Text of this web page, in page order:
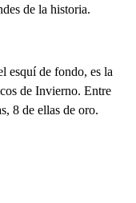
de la historia.
esquí de fondo, es la
de Invierno. Entre
8 de ellas de oro.